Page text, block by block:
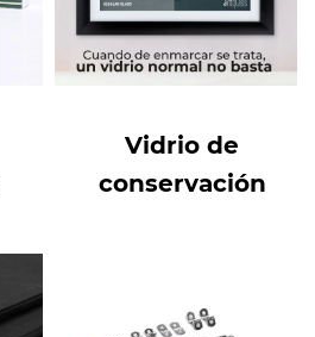
Vidrio de
conservación